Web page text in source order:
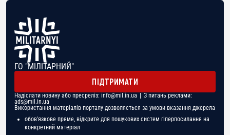
ГО "МІЛІТАРНИЙ"
ПІДТРИМАТИ
Надіслати новину або пресреліз: info@mil.in.ua | З питань реклами:
ads@mil.in.ua
Використання матеріалів порталу дозволяється за умови вказання джерела
обов'язкове пряме, відкрите для пошукових систем гіперпосилання на
конкретний матеріал